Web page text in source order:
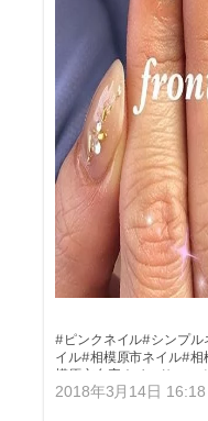
#ピンクネイル#シンプ
イル#相模原市ネイル#
模原市自宅ネイルサロン
プライベートネイルサロ
2018年3月14日 16:18